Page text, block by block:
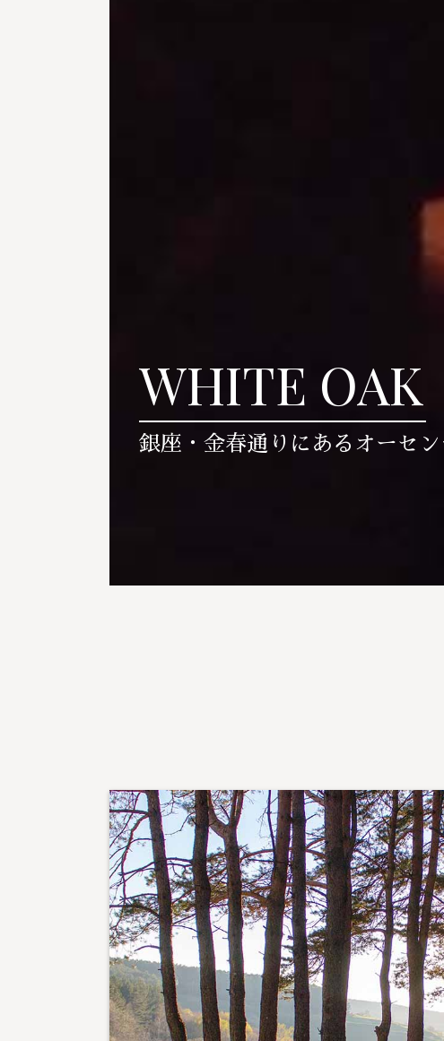
WHITE OAK
銀座・金春通りにあるオーセ